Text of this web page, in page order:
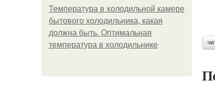
Температура в холодильной камере
бытового холодильника, какая
должна быть. Оптимальная
температура в холодильнике